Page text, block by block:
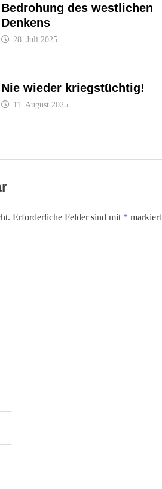
Bedrohung des westlichen
Denkens
28. Juli 2025
Nie wieder kriegstüchtig!
11. August 2025
Erforderliche Felder sind mit * markiert